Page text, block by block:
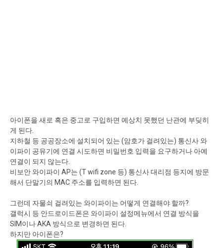
아이폰을 새로 혹은 중고로 구입하면 예상치 못했던 난관에 부딪히
게 된다.
지하철 등 공공장소에 설치되어 있는 (암호가 걸려있는) 통신사 와
이파이 공유기에 연결 시도하면 비밀번호 입력을 요구하거나 아예
연결이 되지 않는다.
비보안 와이파이 AP는 (T wifi zone 등) 통신사 대리점 등지에 방문
해서 단말기의 MAC 주소를 입력하면 된다.
그런데 자물쇠 걸려있는 와이파이는 어떻게 연결해야 할까?
갤럭시 등 안드로이드폰은 와이파이 설정메뉴에서 연결 방식을
SIM이나 AKA 방식으로 변경하면 된다.
하지만 아이폰은?